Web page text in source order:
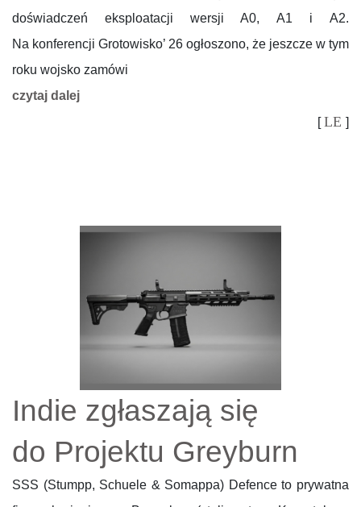
doświadczeń eksploatacji wersji A0, A1 i A2.
Na konferencji Grotowisko’ 26 ogłoszono, że jeszcze w tym
roku wojsko zamówi
czytaj dalej
[LE ]
Indie zgłaszają się
do Projektu Greyburn
SSS (Stumpp, Schuele & Somappa) Defence to prywatna